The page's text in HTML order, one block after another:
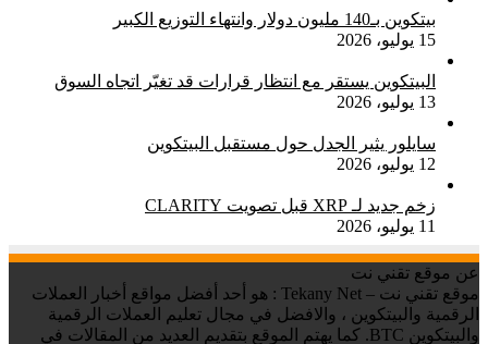
بيتكوين بـ140 مليون دولار وانتهاء التوزيع الكبير
15 يوليو، 2026
البيتكوين يستقر مع انتظار قرارات قد تغيّر اتجاه السوق
13 يوليو، 2026
سايلور يثير الجدل حول مستقبل البيتكوين
12 يوليو، 2026
زخم جديد لـ XRP قبل تصويت CLARITY
11 يوليو، 2026
عن موقع تقني نت
موقع تقني نت – Tekany Net : هو أحد أفضل مواقع أخبار العملات
الرقمية والبيتكوين ، والافضل في مجال تعليم العملات الرقمية
والبيتكوين BTC. كما يهتم الموقع بتقديم العديد من المقالات في